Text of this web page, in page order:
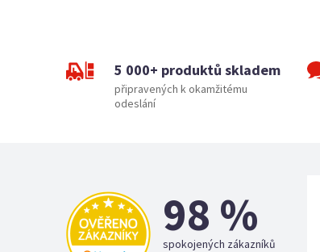
5 000+ produktů skladem
připravených k okamžitému
odeslání
98 %
spokojených zákazníků